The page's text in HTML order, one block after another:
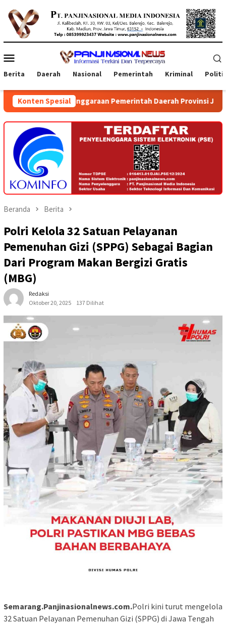
konten
Mobile
Berita Daerah Nasional Pemerintah Kriminal
Konten Spesial
Pemerintah Daerah Provinsi Jawa Timur dan Bali
Beranda Berita
Polri Kelola 32 Satuan Pelayanan
Pemenuhan Gizi (SPPG) Sebagai Bagian
Dari Program Makan Bergizi Gratis
(MBG)
Redaksi
Oktober 20, 2025
137 Dilihat
Semarang.Panjinasionalnews.com.Polri kini turut mengelola
32 Satuan Pelayanan Pemenuhan Gizi (SPPG) di Jawa Tengah